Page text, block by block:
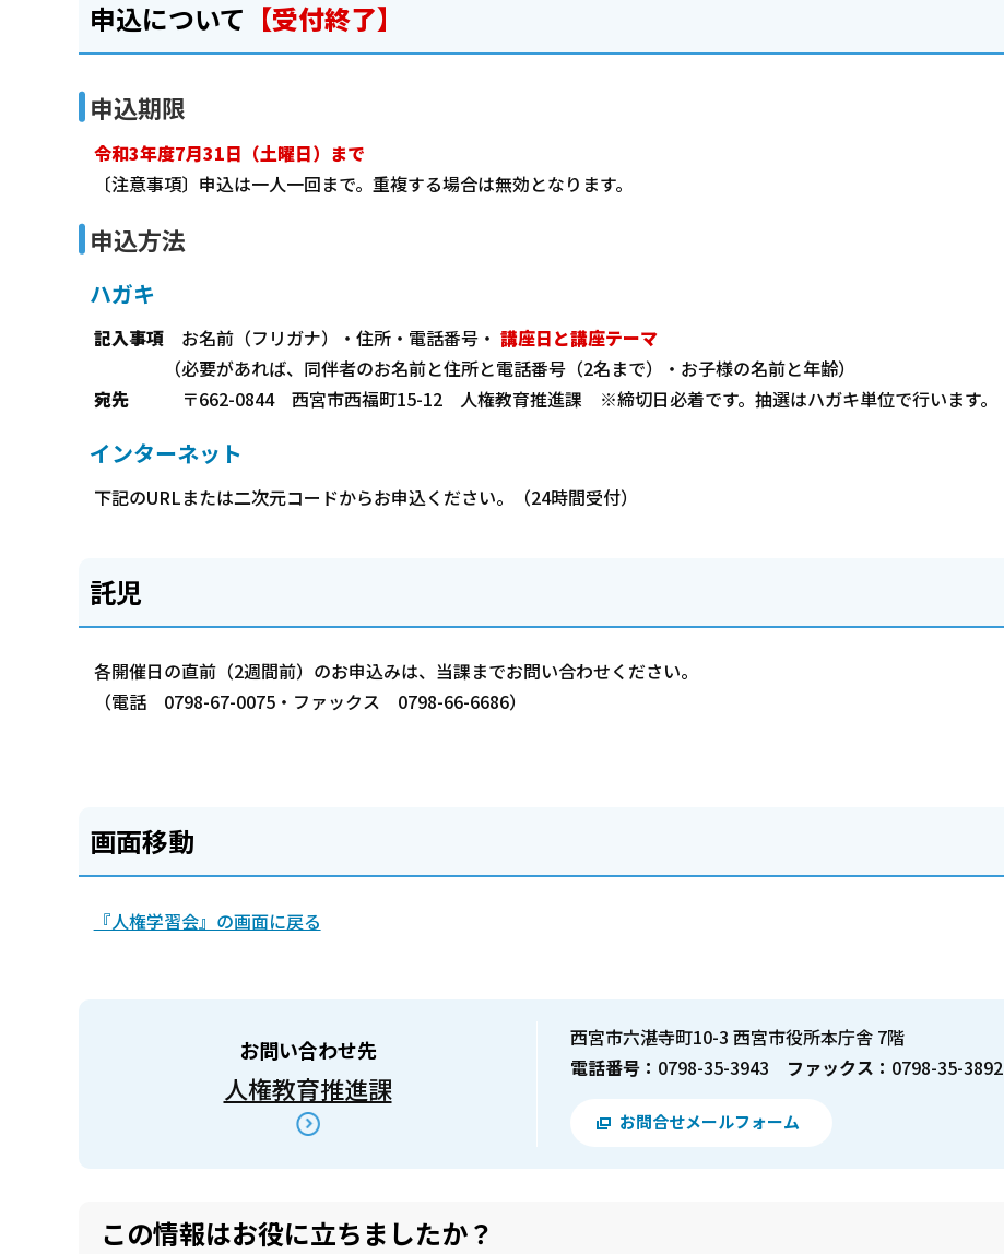
申込について 【受付終了】
申込期限
令和3年度7月31日（土曜日）まで
〔注意事項〕申込は一人一回まで。重複する場合は無効となります。
申込方法
ハガキ
記入事項 お名前（フリガナ）・住所・電話番号・ 講座日と講座テーマ
（必要があれば、同伴者のお名前と住所と電話番号（2名まで）・お子様の名前と年齢）
宛先
〒662-0844 西宮市西福町15-12 人権教育推進課 ※締切日必着です。抽選はハガキ単位で行います。
インターネット
下記のURLまたは二次元コードからお申込ください。（24時間受付）
託児
各開催日の直前（2週間前）のお申込みは、当課までお問い合わせください。
（電話 0798-67-0075・ファックス 0798-66-6686）
画面移動
『人権学習会』の画面に戻る
お問い合わせ先
人権教育推進課
西宮市六湛寺町10-3 西宮市役所本庁舎 7階
電話番号： 0798-35-3943 ファックス： 0798-35-3892
お問合せメールフォーム
この情報はお役に立ちましたか？